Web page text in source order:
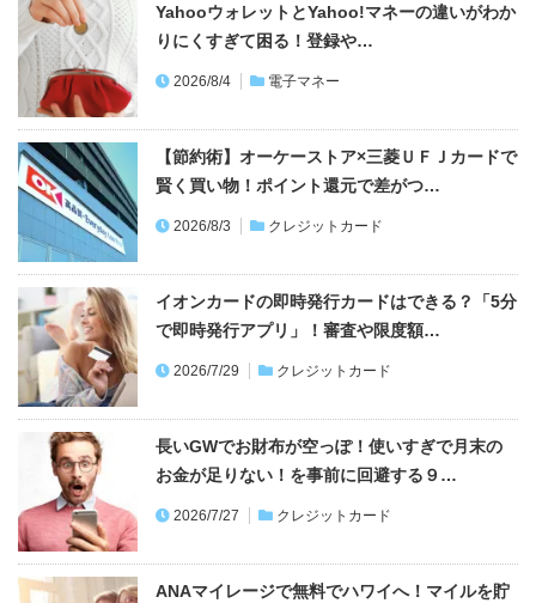
YahooウォレットとYahoo!マネーの違いがわか
りにくすぎて困る！登録や…
2026/8/4 電子マネー
【節約術】オーケーストア×三菱ＵＦＪカードで
賢く買い物！ポイント還元で差がつ…
2026/8/3 クレジットカード
イオンカードの即時発行カードはできる？「5分
で即時発行アプリ」！審査や限度額…
2026/7/29 クレジットカード
長いGWでお財布が空っぽ！使いすぎで月末の
お金が足りない！を事前に回避する９…
2026/7/27 クレジットカード
ANAマイレージで無料でハワイへ！マイルを貯